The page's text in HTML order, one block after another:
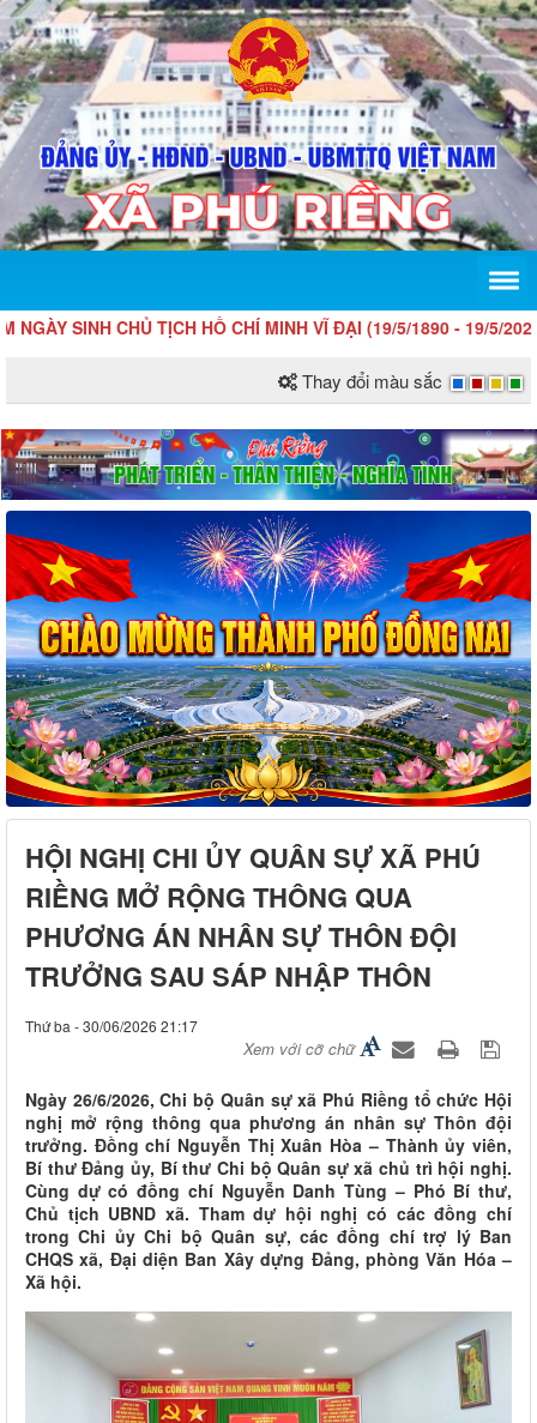
SINH CHỦ TỊCH HỒ CHÍ MINH VĨ ĐẠI (19/5/1890 - 19/5/2026)!
Thay đổi màu sắc
HỘI NGHỊ CHI ỦY QUÂN SỰ XÃ PHÚ
RIỀNG MỞ RỘNG THÔNG QUA
PHƯƠNG ÁN NHÂN SỰ THÔN ĐỘI
TRƯỞNG SAU SÁP NHẬP THÔN
Thứ ba - 30/06/2026 21:17
Xem với cỡ chữ
Ngày 26/6/2026, Chi bộ Quân sự xã Phú Riềng tổ chức Hội
nghị mở rộng thông qua phương án nhân sự Thôn đội
trưởng. Đồng chí Nguyễn Thị Xuân Hòa – Thành ủy viên,
Bí thư Đảng ủy, Bí thư Chi bộ Quân sự xã chủ trì hội nghị.
Cùng dự có đồng chí Nguyễn Danh Tùng – Phó Bí thư,
Chủ tịch UBND xã. Tham dự hội nghị có các đồng chí
trong Chi ủy Chi bộ Quân sự, các đồng chí trợ lý Ban
CHQS xã, Đại diện Ban Xây dựng Đảng, phòng Văn Hóa –
Xã hội.